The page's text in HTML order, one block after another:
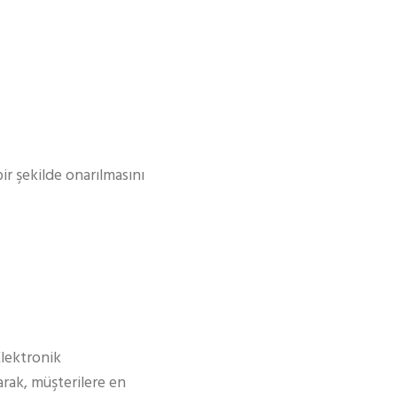
onarılmasını
müşterilere en